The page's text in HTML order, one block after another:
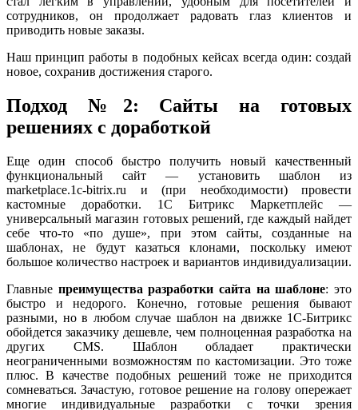
сотрудников, он продолжает радовать глаз клиентов и
приводить новые заказы.
Наш принцип работы в подобных кейсах всегда один: создай
новое, сохранив достижения старого.
Подход №2: Сайты на готовых
решениях с доработкой
Еще один способ быстро получить новый качественный
функциональный сайт — установить шаблон из
marketplace.1c-bitrix.ru и (при необходимости) провести
кастомные доработки. 1С Битрикс Маркетплейс —
универсальный магазин готовых решений, где каждый найдет
себе что-то «по душе», при этом сайты, созданные на
шаблонах, не будут казаться клонами, поскольку имеют
большое количество настроек и вариантов индивидуализации.
Главные преимущества разработки сайта на шаблоне: это
быстро и недорого. Конечно, готовые решения бывают
разными, но в любом случае шаблон на движке 1С-Битрикс
обойдется заказчику дешевле, чем полноценная разработка на
других CMS. Шаблон обладает практически
неограниченными возможностям по кастомизации. Это тоже
плюс. В качестве подобных решений тоже не приходится
сомневаться. Зачастую, готовое решение на голову опережает
многие индивидуальные разработки с точки зрения